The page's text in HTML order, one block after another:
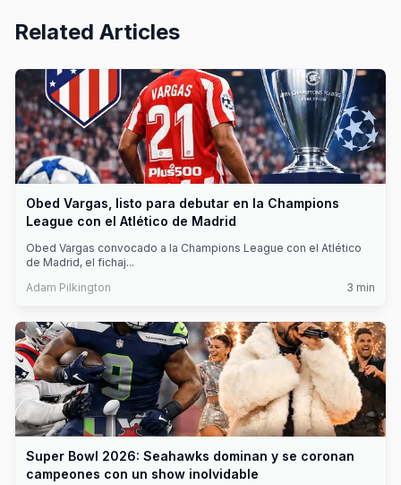
Related Articles
Obed Vargas, listo para debutar en la Champions
League con el Atlético de Madrid
Obed Vargas convocado a la Champions League con el Atlético
de Madrid, el fichaj...
Adam Pilkington
3 min
Super Bowl 2026: Seahawks dominan y se coronan
campeones con un show inolvidable